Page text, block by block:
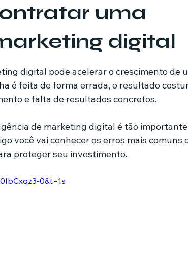
Renda Extra Educação Tecnologia
Noticias em alta Família Casa de leilões
uma
digital
digital pode acelerar o crescimento de
é feita de forma errada, o resultado
e falta de resultados concretos.
de marketing digital é tão
você vai conhecer os erros mais comuns
proteger seu investimento.
0&t=1s